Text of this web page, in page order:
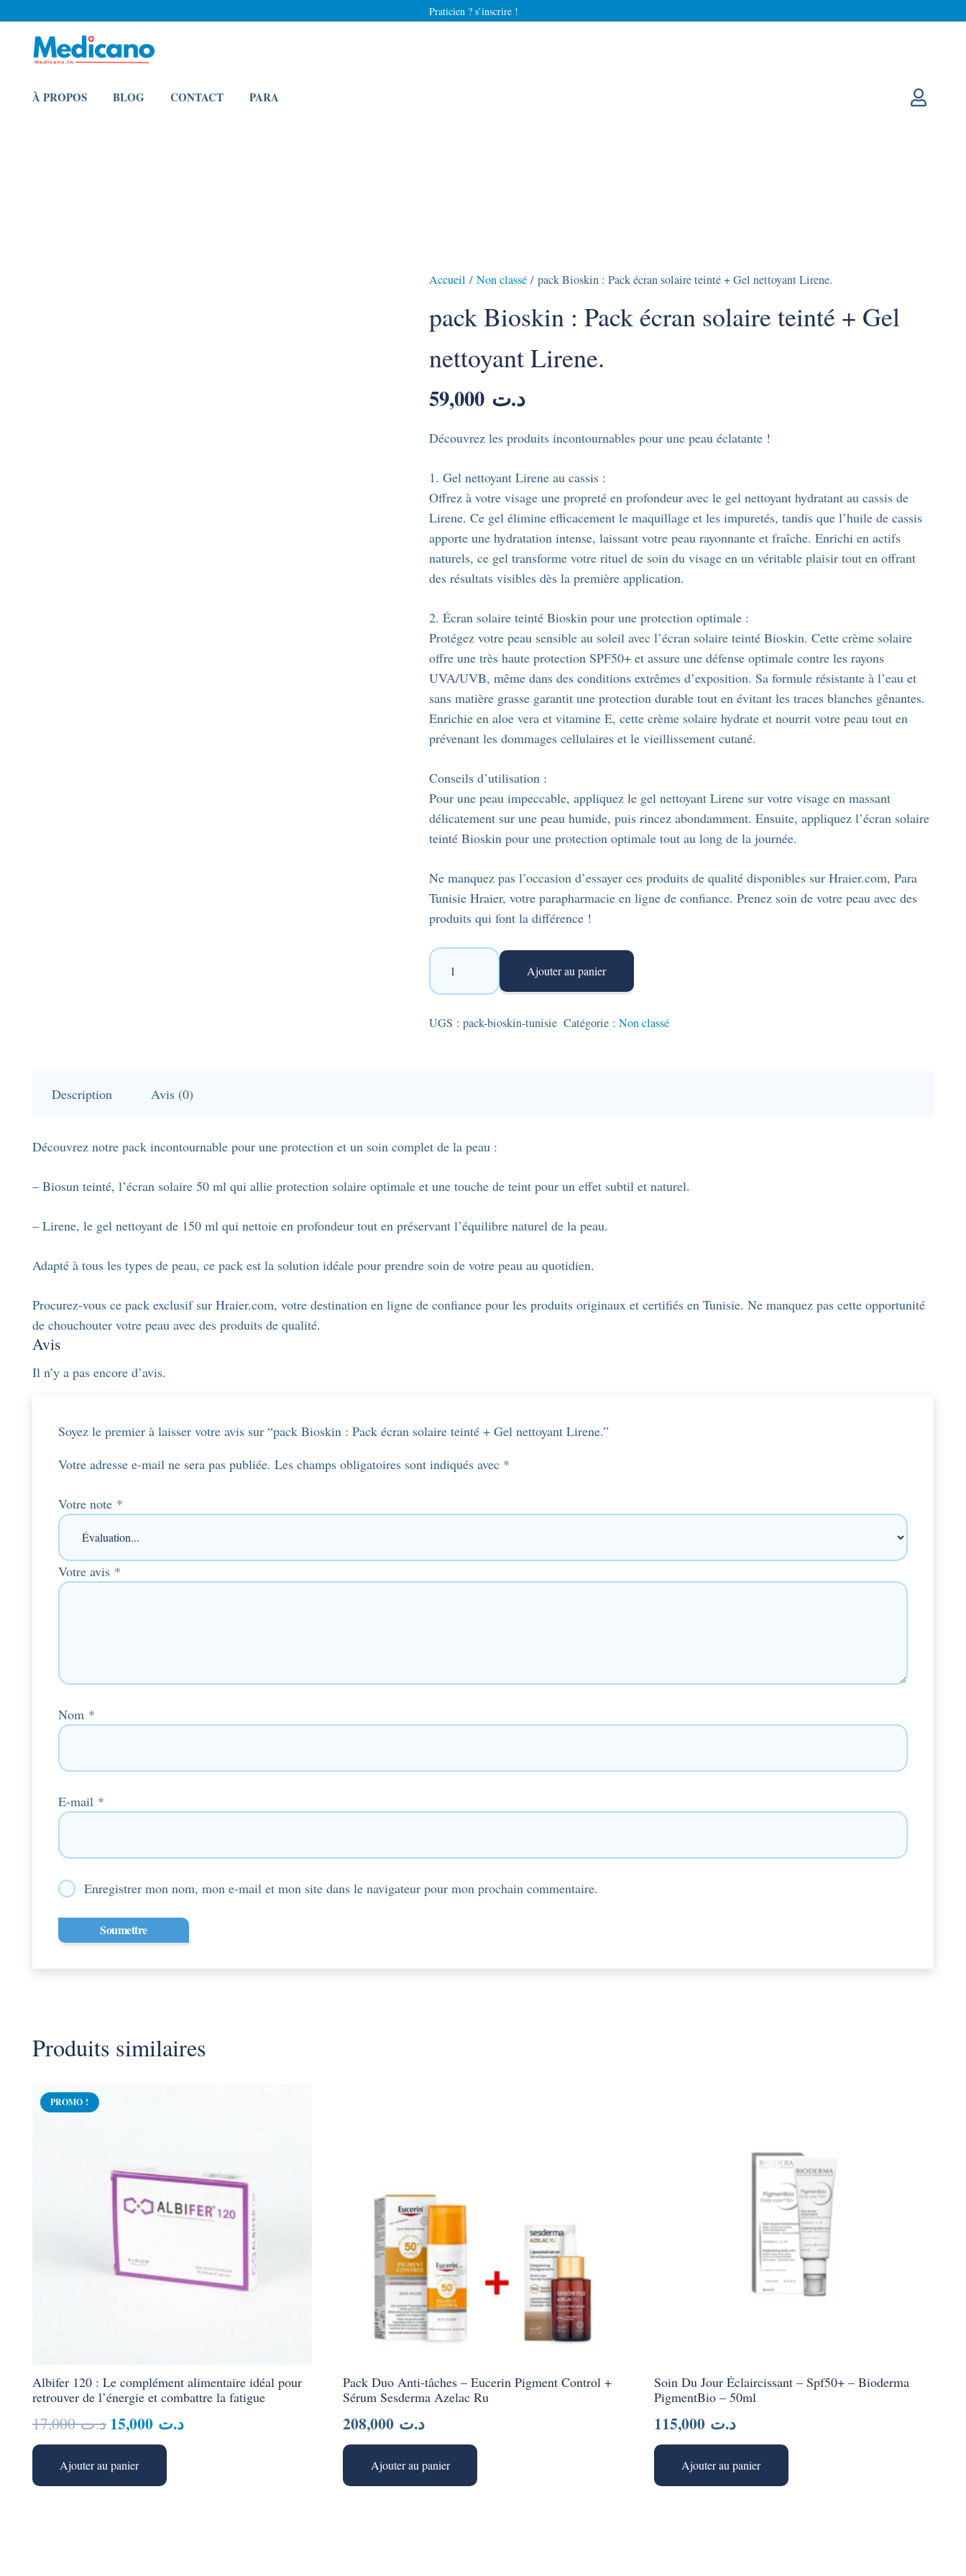
Praticien ? s’inscrire !
À PROPOS BLOG CONTACT PARA
Accueil / Non classé/ pack Bioskin : Pack écran solaire teinté + Gel nettoyant Lirene.
pack Bioskin : Pack écran solaire teinté + Gel
nettoyant Lirene.
د.ت 59,000
Découvrez les produits incontournables pour une peau éclatante !
1. Gel nettoyant Lirene au cassis :
Offrez à votre visage une propreté en profondeur avec le gel nettoyant hydratant au cassis de
Lirene. Ce gel élimine efficacement le maquillage et les impuretés, tandis que l’huile de cassis
apporte une hydratation intense, laissant votre peau rayonnante et fraîche. Enrichi en actifs
naturels, ce gel transforme votre rituel de soin du visage en un véritable plaisir tout en offrant
des résultats visibles dès la première application.
2. Écran solaire teinté Bioskin pour une protection optimale :
Protégez votre peau sensible au soleil avec l’écran solaire teinté Bioskin. Cette crème solaire
offre une très haute protection SPF50+ et assure une défense optimale contre les rayons
UVA/UVB, même dans des conditions extrêmes d’exposition. Sa formule résistante à l’eau et
sans matière grasse garantit une protection durable tout en évitant les traces blanches gênantes.
Enrichie en aloe vera et vitamine E, cette crème solaire hydrate et nourrit votre peau tout en
prévenant les dommages cellulaires et le vieillissement cutané.
Conseils d’utilisation :
Pour une peau impeccable, appliquez le gel nettoyant Lirene sur votre visage en massant
délicatement sur une peau humide, puis rincez abondamment. Ensuite, appliquez l’écran solaire
teinté Bioskin pour une protection optimale tout au long de la journée.
Ne manquez pas l’occasion d’essayer ces produits de qualité disponibles sur Hraier.com, Para
Tunisie Hraier, votre parapharmacie en ligne de confiance. Prenez soin de votre peau avec des
produits qui font la différence !
quantité
pack
Bioskin
Ajouter au panier
UGS : pack-bioskin-tunisie Catégorie :Non classé
Description Avis (0)
Découvrez notre pack incontournable pour une protection et un soin complet de la peau :
– Biosun teinté, l’écran solaire 50 ml qui allie protection solaire optimale et une touche de teint pour un effet subtil et naturel.
– Lirene, le gel nettoyant de 150 ml qui nettoie en profondeur tout en préservant l’équilibre naturel de la peau.
Adapté à tous les types de peau, ce pack est la solution idéale pour prendre soin de votre peau au quotidien.
Procurez-vous ce pack exclusif sur Hraier.com, votre destination en ligne de confiance pour les produits originaux et certifiés en Tunisie. Ne manquez pas cette opportunité
de chouchouter votre peau avec des produits de qualité.
Avis
Il n’y a pas encore d’avis.
Soyez le premier à laisser votre avis sur “pack Bioskin : Pack écran solaire teinté + Gel nettoyant Lirene.”
Votre adresse e-mail ne sera pas publiée. Les champs obligatoires sont indiqués avec *
Votre note *
Votre avis *
Nom *
E-mail *
Enregistrer mon nom, mon e-mail et mon site dans le navigateur pour mon prochain commentaire.
Produits similaires
PROMO !
Albifer 120 : Le complément alimentaire idéal pour
retrouver de l’énergie et combattre la fatigue
د.ت17,000
Le
prix
initial
était :
د.تLe
Ajouter au panier
Pack Duo Anti-tâches – Eucerin Pigment Control +
Sérum Sesderma Azelac Ru
د.ت
Ajouter au panier
Soin Du Jour Éclaircissant – Spf50+ – Bioderma
PigmentBio – 50ml
د.ت 115,000
Ajouter au panier